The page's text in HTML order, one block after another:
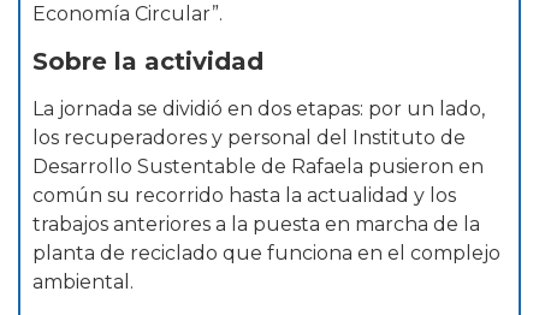
Economía Circular”.
Sobre la actividad
La jornada se dividió en dos etapas: por un lado,
los recuperadores y personal del Instituto de
Desarrollo Sustentable de Rafaela pusieron en
común su recorrido hasta la actualidad y los
trabajos anteriores a la puesta en marcha de la
planta de reciclado que funciona en el complejo
ambiental.